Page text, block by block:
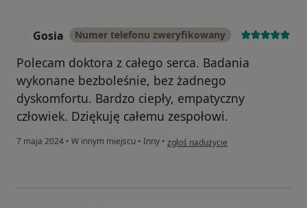
Gosia Numer telefonu zweryfikowany
Polecam doktora z całego serca. Badania
wykonane bezboleśnie, bez żadnego
dyskomfortu. Bardzo ciepły, empatyczny
człowiek. Dziękuję całemu zespołowi.
7 maja 2024 • W innym miejscu • Inny • w opinii użytkownika Gosia
zgłoś nadużycie